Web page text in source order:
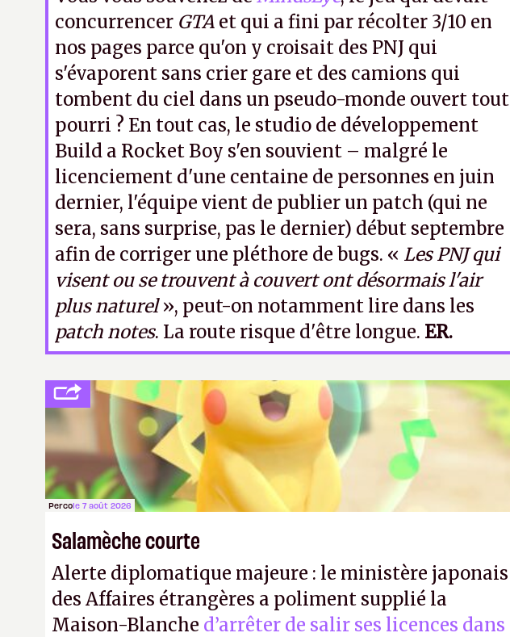
concurrencer GTA et qui a fini par récolter 3/10 en
nos pages parce qu'on y croisait des PNJ qui
s'évaporent sans crier gare et des camions qui
tombent du ciel dans un pseudo-monde ouvert tout
pourri ? En tout cas, le studio de développement
Build a Rocket Boy s'en souvient – malgré le
licenciement d'une centaine de personnes en juin
dernier, l'équipe vient de publier un patch (qui ne
sera, sans surprise, pas le dernier) début septembre
afin de corriger une pléthore de bugs. « Les PNJ qui
visent ou se trouvent à couvert ont désormais l'air
plus naturel», peut-on notamment lire dans les
patch notes. La route risque d'être longue. ER.
Percole 7 août 2026
Salamèche courte
Alerte diplomatique majeure : le ministère japonais
des Affaires étrangères a poliment supplié la
Maison-Blanche d’arrêter de salir ses licences dans